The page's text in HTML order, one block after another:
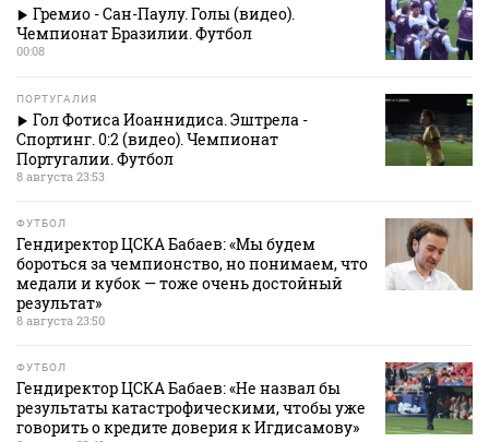
Гремио - Сан-Паулу. Голы (видео).
Чемпионат Бразилии. Футбол
00:08
ПОРТУГАЛИЯ
Гол Фотиса Иоаннидиса. Эштрела -
Спортинг. 0:2 (видео). Чемпионат
Португалии. Футбол
8 августа 23:53
ФУТБОЛ
Гендиректор ЦСКА Бабаев: «Мы будем
бороться за чемпионство, но понимаем, что
медали и кубок — тоже очень достойный
результат»
8 августа 23:50
ФУТБОЛ
Гендиректор ЦСКА Бабаев: «Не назвал бы
результаты катастрофическими, чтобы уже
говорить о кредите доверия к Игдисамову»